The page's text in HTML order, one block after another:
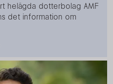
helägda dotterbolag AMF
det information om